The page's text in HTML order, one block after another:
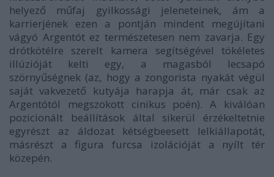
helyező műfaj gyilkossági jeleneteinek, ám a
karrierjének ezen a pontján mindent megújítani
vágyó Argentót ez természetesen nem zavarja. Egy
drótkötélre szerelt kamera segítségével tökéletes
illúzióját kelti egy, a magasból lecsapó
szörnyűségnek (az, hogy a zongorista nyakát végül
saját vakvezető kutyája harapja át, már csak az
Argentótól megszokott cinikus poén). A kiválóan
pozicionált beállítások által sikerül érzékeltetnie
egyrészt az áldozat kétségbeesett lelkiállapotát,
másrészt a figura furcsa izolációját a nyílt tér
közepén.